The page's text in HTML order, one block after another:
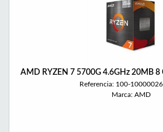
AMD RYZEN 7 5700G 4.6GHz 20MB 8
Referencia: 100-
Marca: AMD